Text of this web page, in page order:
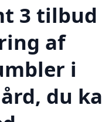
3 tilbud
af
i
du